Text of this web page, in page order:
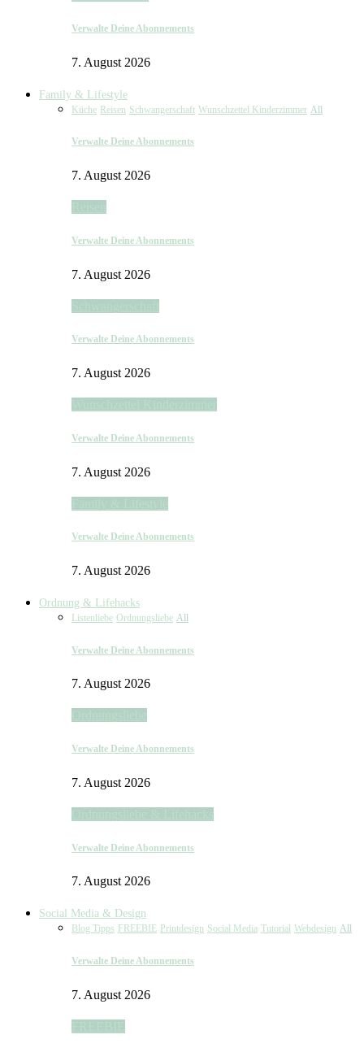
Verwalte Deine Abonnements
7. August 2026
Family & Lifestyle
Küche Reisen Schwangerschaft Wunschzettel Kinderzimmer All
Verwalte Deine Abonnements
7. August 2026
Verwalte Deine Abonnements
7. August 2026
Verwalte Deine Abonnements
7. August 2026
Verwalte Deine Abonnements
7. August 2026
Verwalte Deine Abonnements
7. August 2026
Ordnung & Lifehacks
Listenliebe Ordnungsliebe All
Verwalte Deine Abonnements
7. August 2026
Verwalte Deine Abonnements
7. August 2026
Verwalte Deine Abonnements
7. August 2026
Social Media & Design
Blog Tipps FREEBIE Printdesign Social Media Tutorial Webdesign All
Verwalte Deine Abonnements
7. August 2026